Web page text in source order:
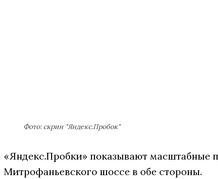
Фото: скрин "Яндекс.Пробок"
«Яндекс.Пробки» показывают масштабные
Митрофаньевского шоссе в обе стороны.